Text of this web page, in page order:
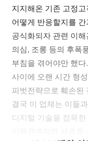
지지해온 기존 고정고
어떻게 반응할지를 간
공식화되자 관련 이
의심, 조롱 등의 후폭
부침을 겪어야만 했
사이에 오랜 시간 형
피벗전략으로 훼손된
결국 이 업체는 이들
디지털 기술을 접목